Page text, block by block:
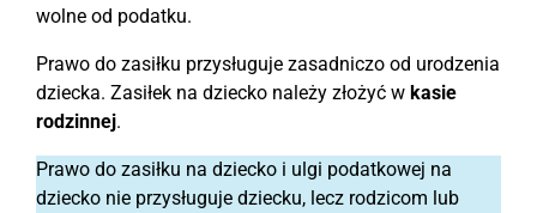
wolne od podatku.
Prawo do zasiłku przysługuje zasadniczo od urodzenia
dziecka. Zasiłek na dziecko należy złożyć w kasie
rodzinnej.
Prawo do zasiłku na dziecko i ulgi podatkowej na
dziecko nie przysługuje dziecku, lecz rodzicom lub